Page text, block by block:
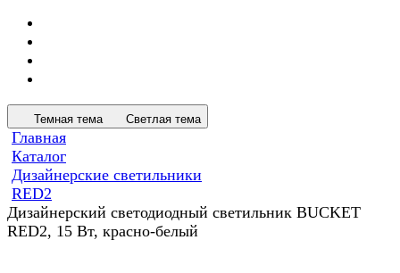
Темная тема Светлая тема
Главная
Каталог
Дизайнерские светильники
RED2
Дизайнерский светодиодный светильник BUCKET
RED2, 15 Вт, красно-белый